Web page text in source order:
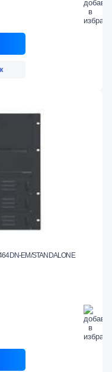
EM/STANDALONE